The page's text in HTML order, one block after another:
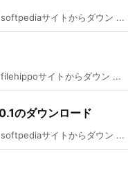
サイトからダウン ...
サイトからダウン ...
のダウンロード
サイトからダウン ...